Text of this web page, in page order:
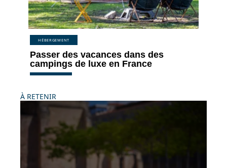
HÉBERGEMENT
Passer des vacances dans des
campings de luxe en France
À RETENIR